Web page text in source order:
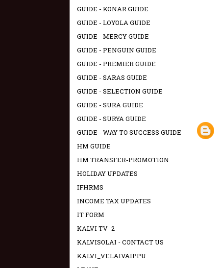
GUIDE - KONAR GUIDE
GUIDE - LOYOLA GUIDE
GUIDE - MERCY GUIDE
GUIDE - PENGUIN GUIDE
GUIDE - PREMIER GUIDE
GUIDE - SARAS GUIDE
GUIDE - SELECTION GUIDE
GUIDE - SURA GUIDE
GUIDE - SURYA GUIDE
GUIDE - WAY TO SUCCESS GUIDE
HM GUIDE
HM TRANSFER-PROMOTION
HOLIDAY UPDATES
IFHRMS
INCOME TAX UPDATES
IT FORM
KALVI TV_2
KALVISOLAI - CONTACT US
KALVI_VELAIVAIPPU